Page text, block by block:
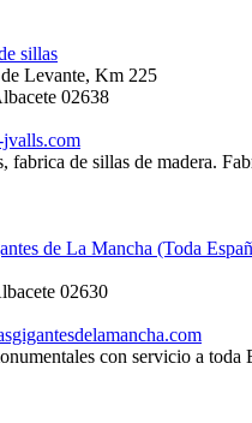
sillas
Levante, Km 225
02638
fabrica de sillas de madera.
de La Mancha (Toda
02630
con servicio a toda